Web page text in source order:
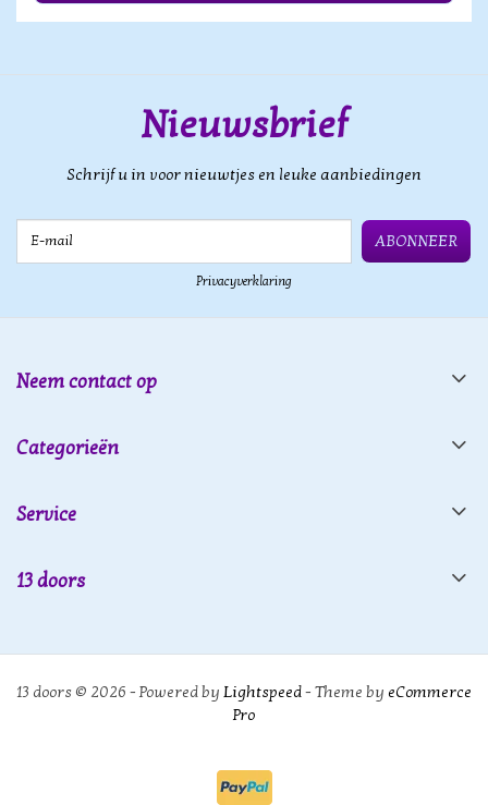
Nieuwsbrief
Schrijf u in voor nieuwtjes en leuke aanbiedingen
ABONNEER
Privacyverklaring
Neem contact op
Categorieën
Service
13 doors
13 doors © 2026 - Powered by Lightspeed- Theme by eCommerce
Pro